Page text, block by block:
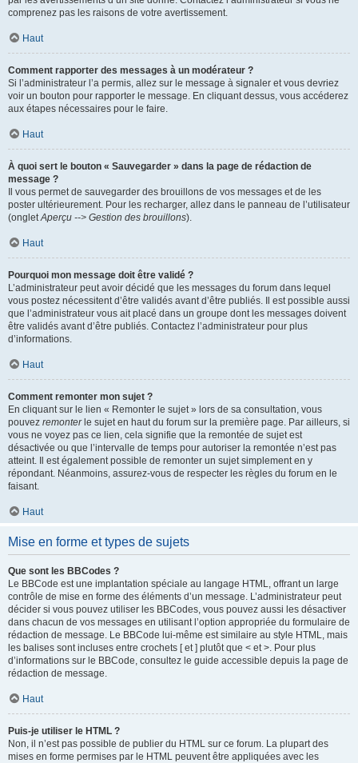
comprenez pas les raisons de votre avertissement.
Haut
Comment rapporter des messages à un modérateur ?
Si l’administrateur l’a permis, allez sur le message à signaler et vous devriez
voir un bouton pour rapporter le message. En cliquant dessus, vous accéderez
aux étapes nécessaires pour le faire.
Haut
À quoi sert le bouton « Sauvegarder » dans la page de rédaction de
message ?
Il vous permet de sauvegarder des brouillons de vos messages et de les
poster ultérieurement. Pour les recharger, allez dans le panneau de l’utilisateur
(ongletAperçu --> Gestion des brouillons).
Haut
Pourquoi mon message doit être validé ?
L’administrateur peut avoir décidé que les messages du forum dans lequel
vous postez nécessitent d’être validés avant d’être publiés. Il est possible aussi
que l’administrateur vous ait placé dans un groupe dont les messages doivent
être validés avant d’être publiés. Contactez l’administrateur pour plus
d’informations.
Haut
Comment remonter mon sujet ?
En cliquant sur le lien « Remonter le sujet » lors de sa consultation, vous
pouvez remonterle sujet en haut du forum sur la première page. Par ailleurs, si
vous ne voyez pas ce lien, cela signifie que la remontée de sujet est
désactivée ou que l’intervalle de temps pour autoriser la remontée n’est pas
atteint. Il est également possible de remonter un sujet simplement en y
répondant. Néanmoins, assurez-vous de respecter les règles du forum en le
faisant.
Haut
Mise en forme et types de sujets
Que sont les BBCodes ?
Le BBCode est une implantation spéciale au langage HTML, offrant un large
contrôle de mise en forme des éléments d’un message. L’administrateur peut
décider si vous pouvez utiliser les BBCodes, vous pouvez aussi les désactiver
dans chacun de vos messages en utilisant l’option appropriée du formulaire de
rédaction de message. Le BBCode lui-même est similaire au style HTML, mais
les balises sont incluses entre crochets [ et ] plutôt que < et >. Pour plus
d’informations sur le BBCode, consultez le guide accessible depuis la page de
rédaction de message.
Haut
Puis-je utiliser le HTML ?
Non, il n’est pas possible de publier du HTML sur ce forum. La plupart des
mises en forme permises par le HTML peuvent être appliquées avec les